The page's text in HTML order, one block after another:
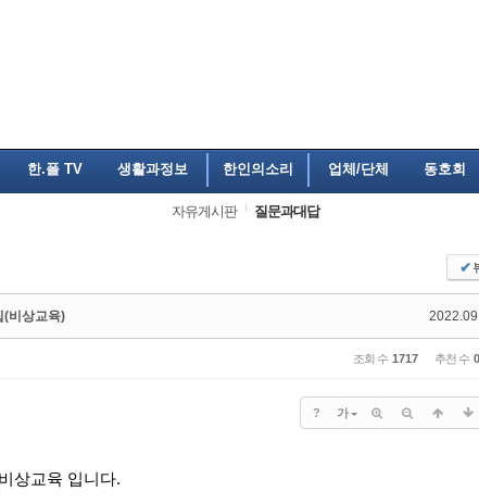
한.폴 TV 생활과정보 한인의소리 업체/단체 동호회
자유게시판 질문과대답
✔
(비상교육)
조회 수 1717 추천 수 0
? 가
비상교육 입니다.